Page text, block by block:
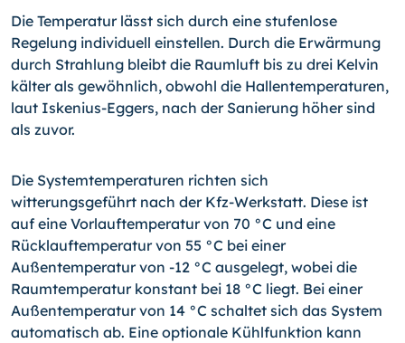
Die Temperatur lässt sich durch eine stufenlose
Regelung individuell einstellen. Durch die Erwärmung
durch Strahlung bleibt die Raumluft bis zu drei Kelvin
kälter als gewöhnlich, obwohl die Hallentemperaturen,
laut Iskenius-Eggers, nach der Sanierung höher sind
als zuvor.
Die Systemtemperaturen richten sich
witterungsgeführt nach der Kfz-Werkstatt. Diese ist
auf eine Vorlauftemperatur von 70 °C und eine
Rücklauftemperatur von 55 °C bei einer
Außentemperatur von -12 °C ausgelegt, wobei die
Raumtemperatur konstant bei 18 °C liegt. Bei einer
Außentemperatur von 14 °C schaltet sich das System
automatisch ab. Eine optionale Kühlfunktion kann